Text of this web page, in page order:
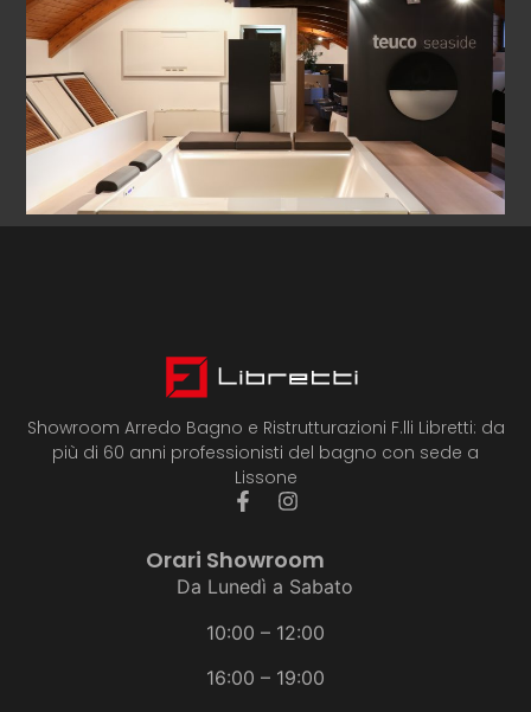
Showroom Arredo Bagno e Ristrutturazioni F.lli Libretti: da
più di 60 anni professionisti del bagno con sede a
Lissone
Orari Showroom
Da Lunedì a Sabato
10:00 – 12:00
16:00 – 19:00